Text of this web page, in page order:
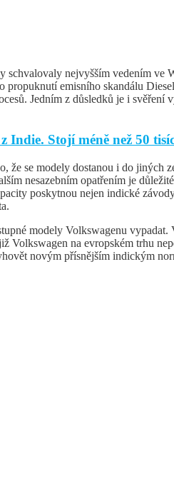
schvalovaly nejvyšším vedením ve
propuknutí emisního skandálu
Jedním z důsledků je i svěření
Indie. Stojí méně než 50
se modely dostanou i do jiných
nesazebním opatřením je
poskytnou nejen indické
modely Volkswagenu vypadat.
Volkswagen na evropském trhu
novým přísnějším indickým